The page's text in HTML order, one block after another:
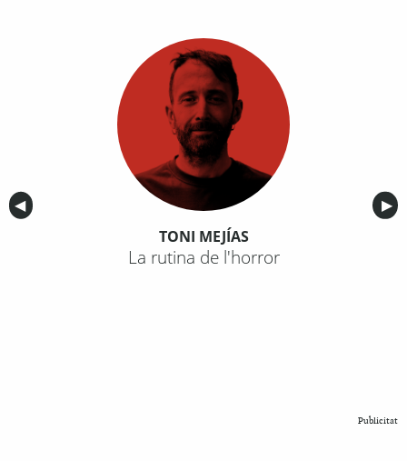
Anterior
◀︎ ▶︎
TONI MEJÍAS
La rutina de l'horror
Publicitat